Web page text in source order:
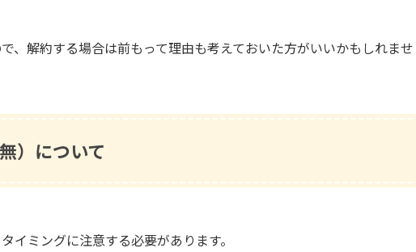
、解約する場合は前もって理由も考えておいた方がいいかもしれませ
）について
イミングに注意する必要があります。